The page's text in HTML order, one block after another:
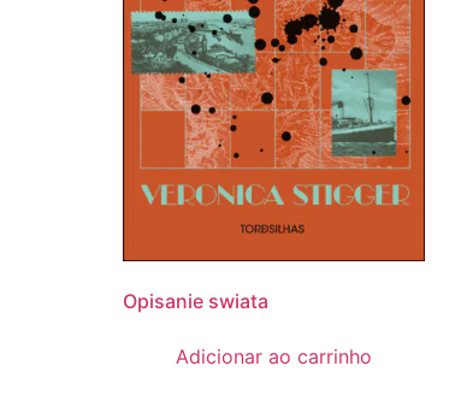
Opisanie swiata
Adicionar ao carrinho